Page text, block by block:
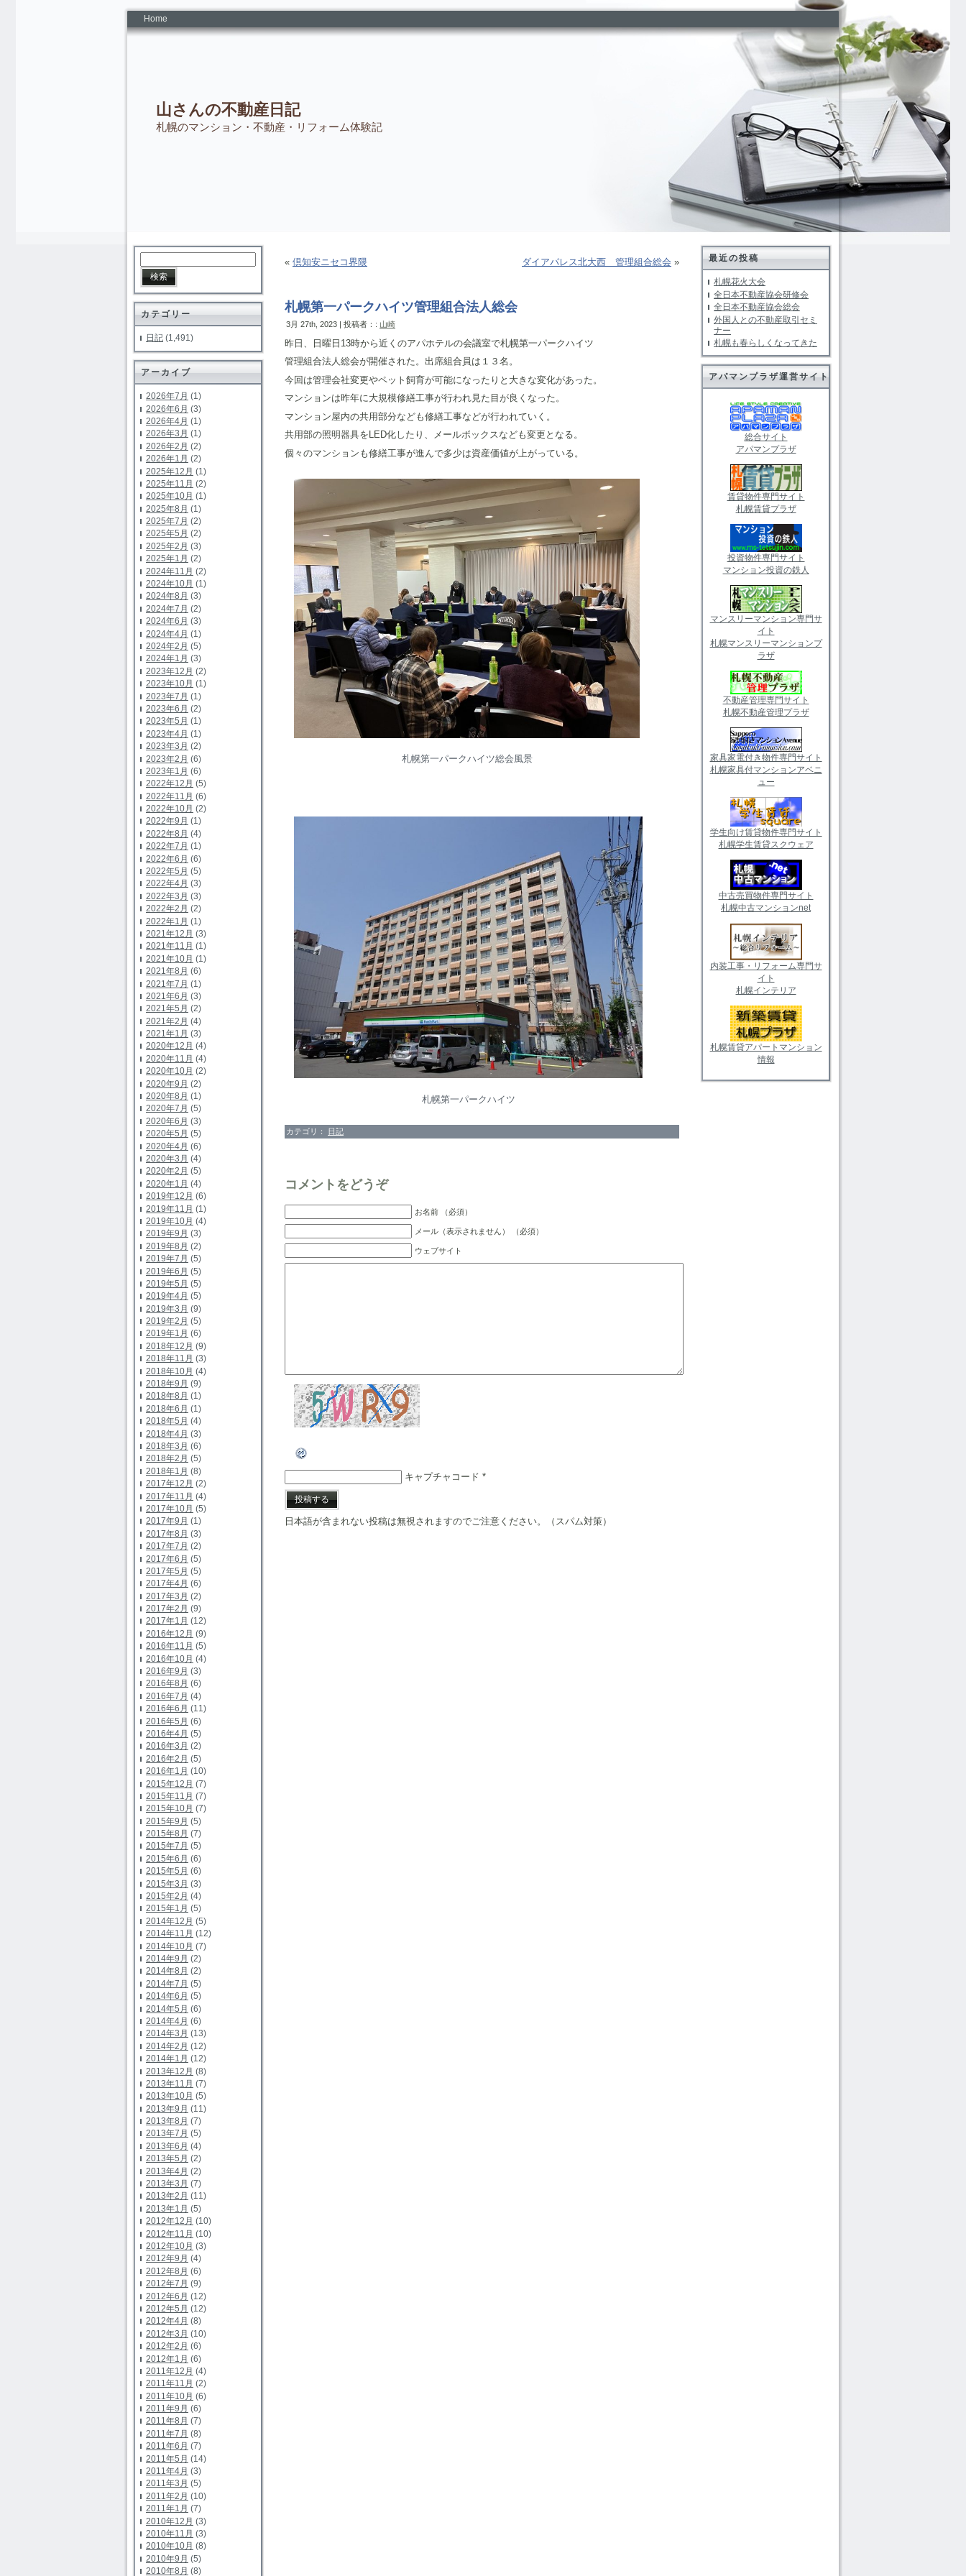
Home
山さんの不動産日記
札幌のマンション・不動産・リフォーム体験記
カテゴリー
日記 (1,491)
アーカイブ
2026年7月 (1)
2026年6月 (3)
2026年4月 (1)
2026年3月 (1)
2026年2月 (2)
2026年1月 (2)
2025年12月 (1)
2025年11月 (2)
2025年10月 (1)
2025年8月 (1)
2025年7月 (2)
2025年5月 (2)
2025年2月 (3)
2025年1月 (2)
2024年11月 (2)
2024年10月 (1)
2024年8月 (3)
2024年7月 (2)
2024年6月 (3)
2024年4月 (1)
2024年2月 (5)
2024年1月 (3)
2023年12月 (2)
2023年10月 (1)
2023年7月 (1)
2023年6月 (2)
2023年5月 (1)
2023年4月 (1)
2023年3月 (2)
2023年2月 (6)
2023年1月 (6)
2022年12月 (5)
2022年11月 (6)
2022年10月 (2)
2022年9月 (1)
2022年8月 (4)
2022年7月 (1)
2022年6月 (6)
2022年5月 (5)
2022年4月 (3)
2022年3月 (3)
2022年2月 (2)
2022年1月 (1)
2021年12月 (3)
2021年11月 (1)
2021年10月 (1)
2021年8月 (6)
2021年7月 (1)
2021年6月 (3)
2021年5月 (2)
2021年2月 (4)
2021年1月 (3)
2020年12月 (4)
2020年11月 (4)
2020年10月 (2)
2020年9月 (2)
2020年8月 (1)
2020年7月 (5)
2020年6月 (3)
2020年5月 (5)
2020年4月 (6)
2020年3月 (4)
2020年2月 (5)
2020年1月 (4)
2019年12月 (6)
2019年11月 (1)
2019年10月 (4)
2019年9月 (3)
2019年8月 (2)
2019年7月 (5)
2019年6月 (5)
2019年5月 (5)
2019年4月 (5)
2019年3月 (9)
2019年2月 (5)
2019年1月 (6)
2018年12月 (9)
2018年11月 (3)
2018年10月 (4)
2018年9月 (9)
2018年8月 (1)
2018年6月 (1)
2018年5月 (4)
2018年4月 (3)
2018年3月 (6)
2018年2月 (5)
2018年1月 (8)
2017年12月 (2)
2017年11月 (4)
2017年10月 (5)
2017年9月 (1)
2017年8月 (3)
2017年7月 (2)
2017年6月 (5)
2017年5月 (5)
2017年4月 (6)
2017年3月 (2)
2017年2月 (9)
2017年1月 (12)
2016年12月 (9)
2016年11月 (5)
2016年10月 (4)
2016年9月 (3)
2016年8月 (6)
2016年7月 (4)
2016年6月 (11)
2016年5月 (6)
2016年4月 (5)
2016年3月 (2)
2016年2月 (5)
2016年1月 (10)
2015年12月 (7)
2015年11月 (7)
2015年10月 (7)
2015年9月 (5)
2015年8月 (7)
2015年7月 (5)
2015年6月 (6)
2015年5月 (6)
2015年3月 (3)
2015年2月 (4)
2015年1月 (5)
2014年12月 (5)
2014年11月 (12)
2014年10月 (7)
2014年9月 (2)
2014年8月 (2)
2014年7月 (5)
2014年6月 (5)
2014年5月 (6)
2014年4月 (6)
2014年3月 (13)
2014年2月 (12)
2014年1月 (12)
2013年12月 (8)
2013年11月 (7)
2013年10月 (5)
2013年9月 (11)
2013年8月 (7)
2013年7月 (5)
2013年6月 (4)
2013年5月 (2)
2013年4月 (2)
2013年3月 (7)
2013年2月 (11)
2013年1月 (5)
2012年12月 (10)
2012年11月 (10)
2012年10月 (3)
2012年9月 (4)
2012年8月 (6)
2012年7月 (9)
2012年6月 (12)
2012年5月 (12)
2012年4月 (8)
2012年3月 (10)
2012年2月 (6)
2012年1月 (6)
2011年12月 (4)
2011年11月 (2)
2011年10月 (6)
2011年9月 (6)
2011年8月 (7)
2011年7月 (8)
2011年6月 (7)
2011年5月 (14)
2011年4月 (3)
2011年3月 (5)
2011年2月 (10)
2011年1月 (7)
2010年12月 (3)
2010年11月 (3)
2010年10月 (8)
2010年9月 (5)
2010年8月 (8)
« 倶知安ニセコ界隈 ダイアパレス北大西 管理組合総会 »
札幌第一パークハイツ管理組合法人総会
3月 27th, 2023 | 投稿者：: 山崎
昨日、日曜日13時から近くのアパホテルの会議室で札幌第一パークハイツ
管理組合法人総会が開催された。出席組合員は１３名。
今回は管理会社変更やペット飼育が可能になったりと大きな変化があった。
マンションは昨年に大規模修繕工事が行われ見た目が良くなった。
マンション屋内の共用部分なども修繕工事などが行われていく。
共用部の照明器具をLED化したり、メールボックスなども変更となる。
個々のマンションも修繕工事が進んで多少は資産価値が上がっている。
札幌第一パークハイツ総会風景
札幌第一パークハイツ
カテゴリ： 日記
コメントをどうぞ
お名前 （必須）
メール（表示されません） （必須）
ウェブサイト
キャプチャコード *
日本語が含まれない投稿は無視されますのでご注意ください。（スパム対策）
最近の投稿
札幌花火大会
全日本不動産協会研修会
全日本不動産協会総会
外国人との不動産取引セミ
ナー
札幌も春らしくなってきた
アパマンプラザ運営サイト
総合サイト
アパマンプラザ
賃貸物件専門サイト
札幌賃貸プラザ
投資物件専門サイト
マンション投資の鉄人
マンスリーマンション専門サ
イト
札幌マンスリーマンションプ
ラザ
不動産管理専門サイト
札幌不動産管理プラザ
家具家電付き物件専門サイト
札幌家具付マンションアベニ
ュー
学生向け賃貸物件専門サイト
札幌学生賃貸スクウェア
中古売買物件専門サイト
札幌中古マンションnet
内装工事・リフォーム専門サ
イト
札幌インテリア
札幌賃貸アパートマンション
情報